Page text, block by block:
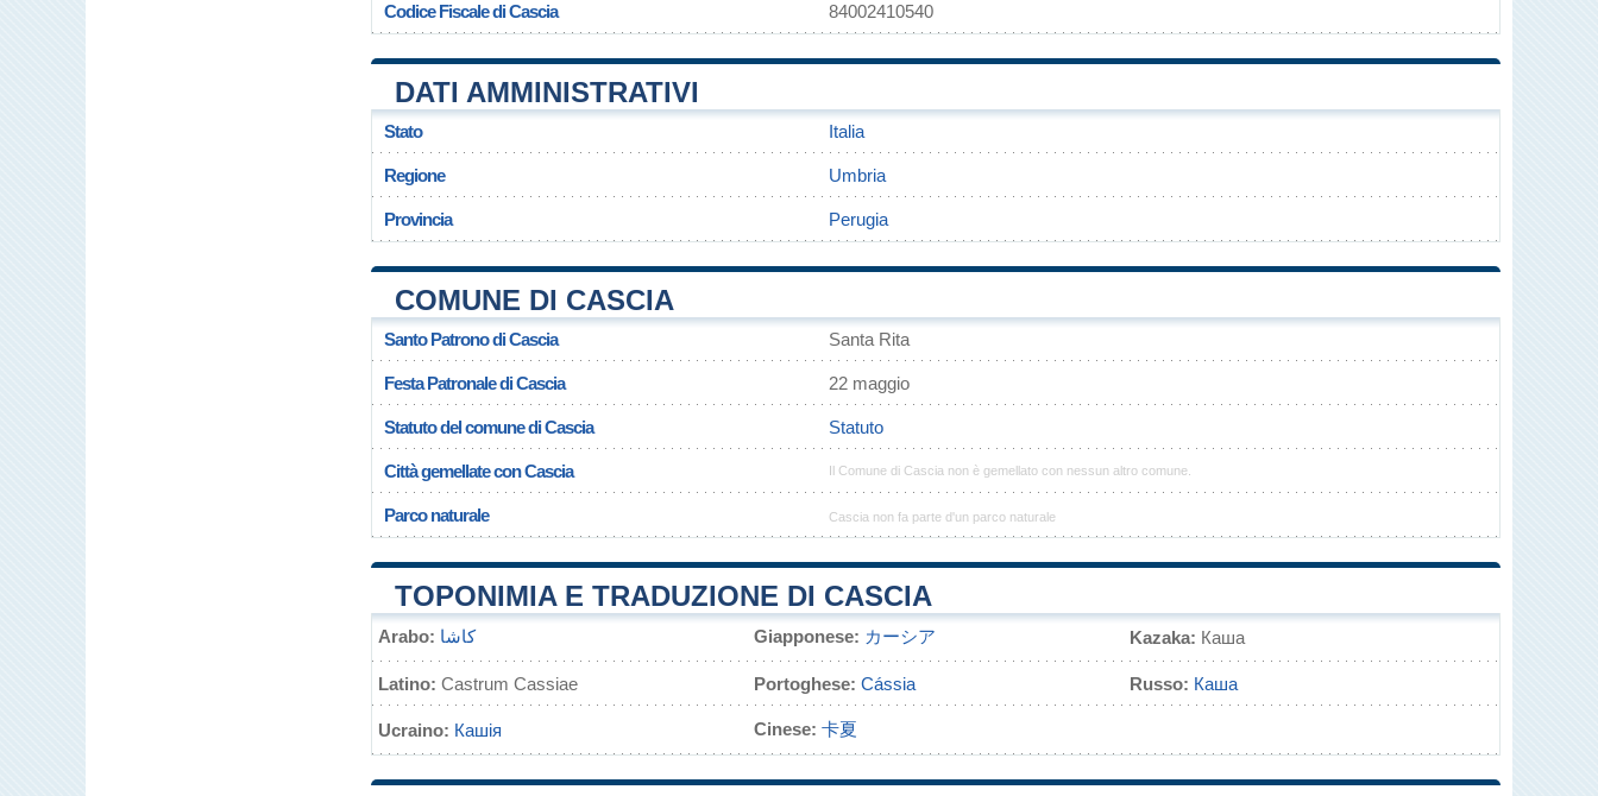
Codice Fiscale di Cascia 84002410540
DATI AMMINISTRATIVI
Stato Italia
Regione Umbria
Provincia Perugia
COMUNE DI CASCIA
Santo Patrono di Cascia Santa Rita
Festa Patronale di Cascia 22 maggio
Statuto del comune di Cascia Statuto
Città gemellate con Cascia Il Comune di Cascia non è gemellato con nessun altro comune.
Parco naturale Cascia non fa parte d'un parco naturale
TOPONIMIA E TRADUZIONE DI CASCIA
Arabo: كاشا Giapponese: カーシア Kazaka: Каша
Latino: Castrum Cassiae Portoghese: Cássia Russo: Каша
Ucraino: Кашія Cinese: 卡夏